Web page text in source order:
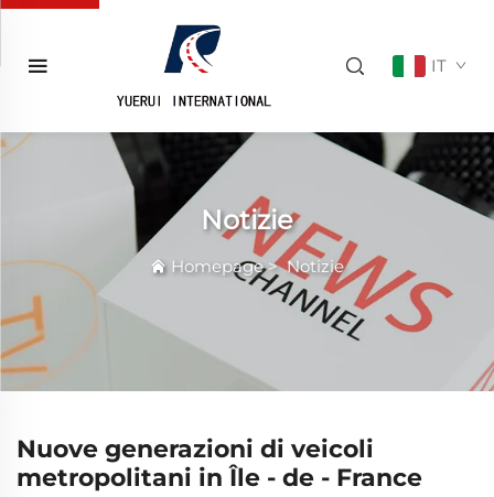
IT
Notizie
Homepage>Notizie
Nuove generazioni di veicoli
metropolitani in Île - de - France